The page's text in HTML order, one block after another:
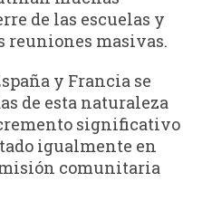
de las escuelas y
reuniones masivas.
y Francia se
de esta naturaleza
significativo
igualmente en
comunitaria